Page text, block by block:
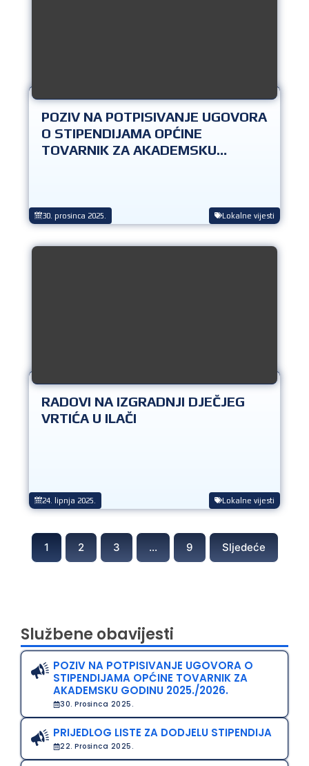
POZIV NA POTPISIVANJE UGOVORA
O STIPENDIJAMA OPĆINE
TOVARNIK ZA AKADEMSKU
30. prosinca 2025. Lokalne vijesti
RADOVI NA IZGRADNJI DJEČJEG
VRTIĆA U ILAČI
24. lipnja 2025. Lokalne vijesti
1 2 3 … 9 Sljedeće
Službene obavijesti
POZIV NA POTPISIVANJE UGOVORA O
STIPENDIJAMA OPĆINE TOVARNIK ZA
AKADEMSKU GODINU 2025./2026.
30. Prosinca 2025.
PRIJEDLOG LISTE ZA DODJELU STIPENDIJA
22. Prosinca 2025.